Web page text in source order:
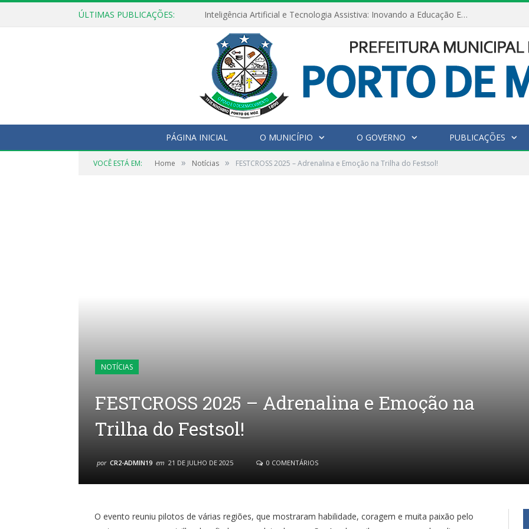
ÚLTIMAS PUBLICAÇÕES: Inteligência Artificial e Tecnologia Assistiva: Inovando a Educação Especial e Inclusiva
PÁGINA INICIAL O MUNICÍPIO O GOVERNO PUBLICAÇÕES
VOCÊ ESTÁ EM: Home » Notícias » FESTCROSS 2025 – Adrenalina e Emoção na Trilha do Festsol!
NOTÍCIAS
FESTCROSS 2025 – Adrenalina e Emoção na
Trilha do Festsol!
por CR2-ADMIN19 em 21 DE JULHO DE 2025 0 COMENTÁRIOS
O evento reuniu pilotos de várias regiões, que mostraram habilidade, coragem e muita paixão pelo